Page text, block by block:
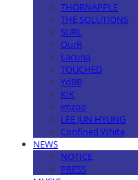
THORNAPPLE
THE SOLUTIONS
SURL
OurR
Lacuna
TOUCHED
YdBB
KIK
imzoo
LEE JUN HYUNG
Confined White
NEWS
NOTICE
PRESS